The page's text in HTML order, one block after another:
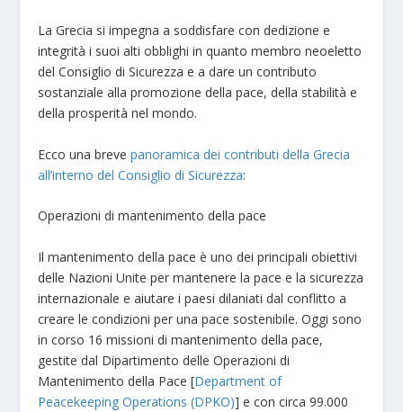
La Grecia si impegna a soddisfare con dedizione e
integrità i suoi alti obblighi in quanto membro neoeletto
del Consiglio di Sicurezza e a dare un contributo
sostanziale alla promozione della pace, della stabilità e
della prosperità nel mondo.
Ecco una brevepanoramica dei contributi della Grecia
all’interno del Consiglio di Sicurezza:
Operazioni di mantenimento della pace
Il mantenimento della pace è uno dei principali obiettivi
delle Nazioni Unite per mantenere la pace e la sicurezza
internazionale e aiutare i paesi dilaniati dal conflitto a
creare le condizioni per una pace sostenibile. Oggi sono
in corso 16 missioni di mantenimento della pace,
gestite dal Dipartimento delle Operazioni di
Mantenimento della Pace [Department of
Peacekeeping Operations (DPKO)] e con circa 99.000